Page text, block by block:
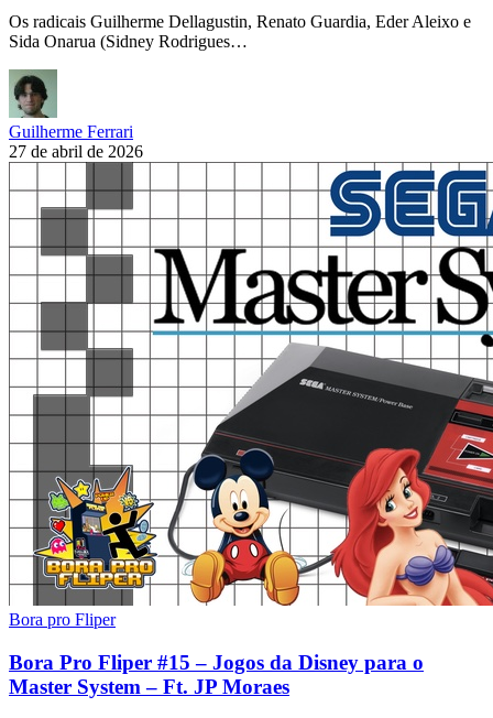
Os radicais Guilherme Dellagustin, Renato Guardia, Eder Aleixo e
Sida Onarua (Sidney Rodrigues…
Guilherme Ferrari
27 de abril de 2026
Bora pro Fliper
Bora Pro Fliper #15 – Jogos da Disney para o
Master System – Ft. JP Moraes